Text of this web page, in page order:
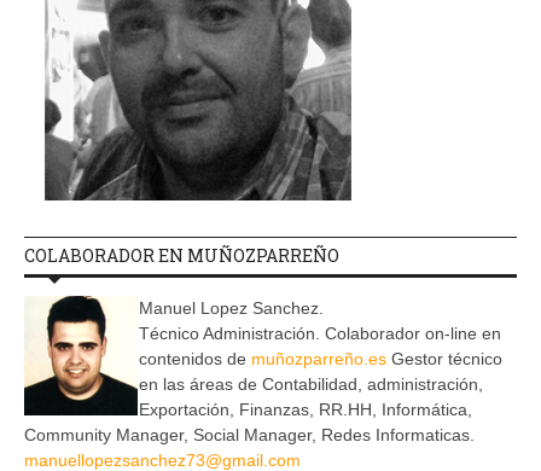
COLABORADOR EN MUÑOZPARREÑO
Manuel Lopez Sanchez.
Técnico Administración. Colaborador on-line en
contenidos de muñozparreño.es Gestor técnico
en las áreas de Contabilidad, administración,
Exportación, Finanzas, RR.HH, Informática,
Community Manager, Social Manager, Redes Informaticas.
manuellopezsanchez73@gmail.com